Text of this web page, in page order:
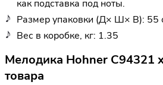
как подставка под ноты.
Размер упаковки (Д× Ш× В): 55
Вес в коробке, кг: 1.35
Мелодика Hohner C94321
товара